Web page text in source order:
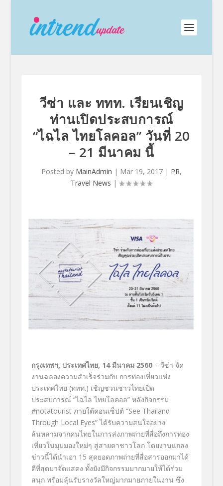
วีซ่า และ ททท. เรียนเชิญ
ท่านเปิดประสบการณ์
“ไฉไล ไทยโลคอล” วันที่ 20
– 21 มีนาคม นี้
Posted by MainAdmin | Mar 19, 2017| PR,
Travel News |
กรุงเทพฯ, ประเทศไทย, 14 มีนาคม 2560– วีซ่า จัด
งานฉลองความสำเร็จร่วมกับ การท่องเที่ยวแห่ง
ประเทศไทย (ททท.) เชิญชวนชาวไทยเปิด
ประสบการณ์ “ไฉไล ไทยโลคอล” หลังกิจกรรม
#notatourist ภายใต้คอนเซ็ปต์ “See Thailand
Through Local Eyes” ได้รับความสนใจอย่าง
ล้นหลามจากคนไทยในการส่งภาพถ่ายที่สื่อถึงการท่อง
เที่ยวในมุมมองใหม่ๆ สู่สายตาชาวโลก โดยงานแถลง
ข่าวนี้ได้นำเอา 15 สุดยอดภาพถ่ายที่สื่อสารออกมาได้
ดีที่สุดมาจัดแสดง ทั้งยังมีกิจกรรมมากมายให้ได้ร่วม
สนุก พร้อมลุ้นรับรางวัลใหญ่มากมายภายในงาน ซึ่ง